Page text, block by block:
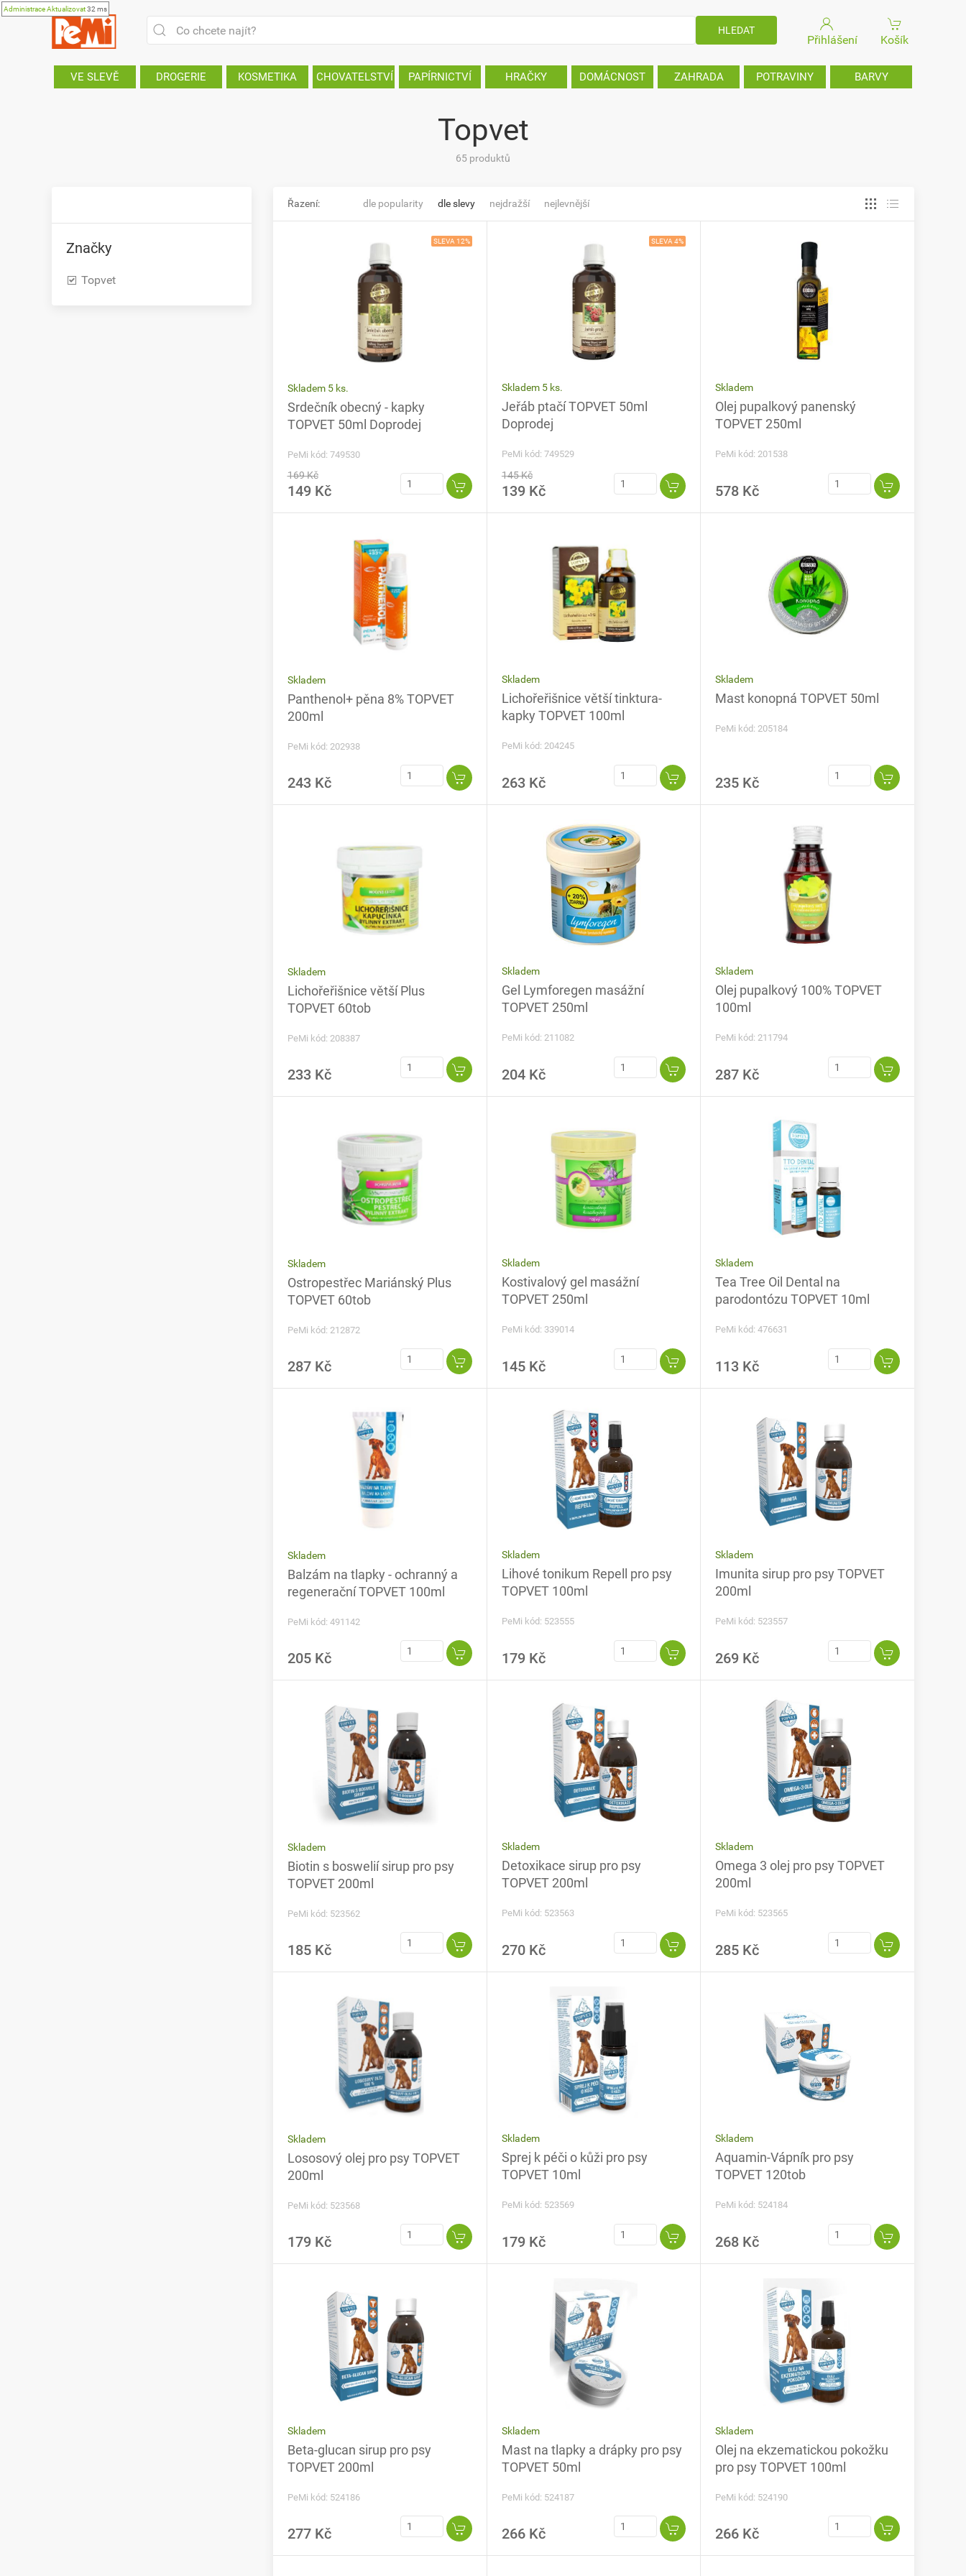
AdministraceAktualizovat32 ms
Přihlášení Košík
VE SLEVĚ DROGERIE KOSMETIKA CHOVATELSTVÍ PAPÍRNICTVÍ HRAČKY DOMÁCNOST ZAHRADA POTRAVINY BARVY
Topvet
65 produktů
Značky
Topvet
Řazení: dle popularity dle slevy nejdražší nejlevnější
SLEVA 12%
Skladem 5 ks.
Srdečník obecný - kapky
TOPVET 50ml Doprodej
PeMi kód: 749530
169 Kč
149 Kč
SLEVA 4%
Skladem 5 ks.
Jeřáb ptačí TOPVET 50ml
Doprodej
PeMi kód: 749529
145 Kč
139 Kč
Skladem
Olej pupalkový panenský
TOPVET 250ml
PeMi kód: 201538
578 Kč
Skladem
Panthenol+ pěna 8% TOPVET
200ml
PeMi kód: 202938
243 Kč
Skladem
Lichořeřišnice větší tinktura-
kapky TOPVET 100ml
PeMi kód: 204245
263 Kč
Skladem
Mast konopná TOPVET 50ml
PeMi kód: 205184
235 Kč
Skladem
Lichořeřišnice větší Plus
TOPVET 60tob
PeMi kód: 208387
233 Kč
Skladem
Gel Lymforegen masážní
TOPVET 250ml
PeMi kód: 211082
204 Kč
Skladem
Olej pupalkový 100% TOPVET
100ml
PeMi kód: 211794
287 Kč
Skladem
Ostropestřec Mariánský Plus
TOPVET 60tob
PeMi kód: 212872
287 Kč
Skladem
Kostivalový gel masážní
TOPVET 250ml
PeMi kód: 339014
145 Kč
Skladem
Tea Tree Oil Dental na
parodontózu TOPVET 10ml
PeMi kód: 476631
113 Kč
Skladem
Balzám na tlapky - ochranný a
regenerační TOPVET 100ml
PeMi kód: 491142
205 Kč
Skladem
Lihové tonikum Repell pro psy
TOPVET 100ml
PeMi kód: 523555
179 Kč
Skladem
Imunita sirup pro psy TOPVET
200ml
PeMi kód: 523557
269 Kč
Skladem
Biotin s boswelií sirup pro psy
TOPVET 200ml
PeMi kód: 523562
185 Kč
Skladem
Detoxikace sirup pro psy
TOPVET 200ml
PeMi kód: 523563
270 Kč
Skladem
Omega 3 olej pro psy TOPVET
200ml
PeMi kód: 523565
285 Kč
Skladem
Lososový olej pro psy TOPVET
200ml
PeMi kód: 523568
179 Kč
Skladem
Sprej k péči o kůži pro psy
TOPVET 10ml
PeMi kód: 523569
179 Kč
Skladem
Aquamin-Vápník pro psy
TOPVET 120tob
PeMi kód: 524184
268 Kč
Skladem
Beta-glucan sirup pro psy
TOPVET 200ml
PeMi kód: 524186
277 Kč
Skladem
Mast na tlapky a drápky pro psy
TOPVET 50ml
PeMi kód: 524187
266 Kč
Skladem
Olej na ekzematickou pokožku
pro psy TOPVET 100ml
PeMi kód: 524190
266 Kč